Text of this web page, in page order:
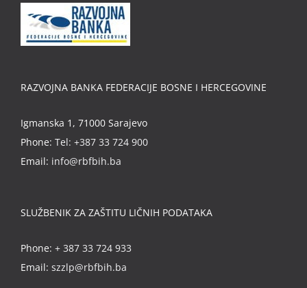
RAZVOJNA BANKA FEDERACIJE BOSNE I HERCEGOVINE
Igmanska 1, 71000 Sarajevo
Phone: Tel: +387 33 724 900
Email: info@rbfbih.ba
SLUŽBENIK ZA ZAŠTITU LIČNIH PODATAKA
Phone: + 387 33 724 933
Email: szzlp@rbfbih.ba